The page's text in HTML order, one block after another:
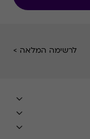
לרשימה המלאה >